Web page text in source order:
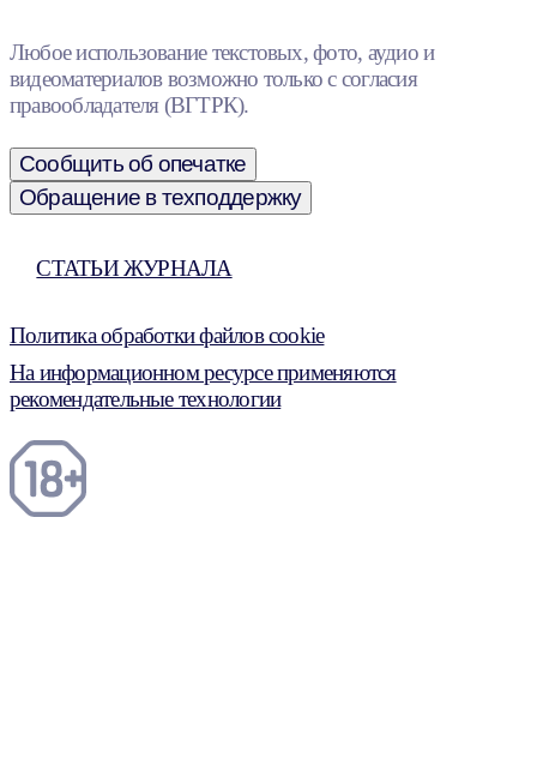
Любое использование текстовых, фото, аудио и
видеоматериалов возможно только с согласия
правообладателя (ВГТРК).
Сообщить об опечатке
Обращение в техподдержку
СТАТЬИ ЖУРНАЛА
Политика обработки файлов cookie
На информационном ресурсе применяются
рекомендательные технологии